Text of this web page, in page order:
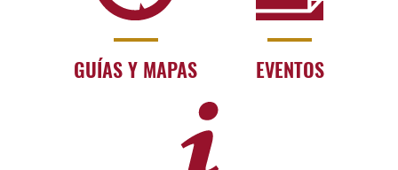
GUÍAS Y MAPAS EVENTOS